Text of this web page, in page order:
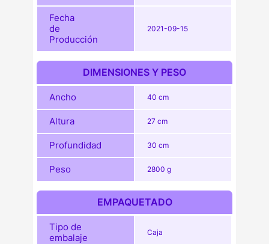
Fecha
de
Producción
2021-09-15
DIMENSIONES Y PESO
Ancho 40 cm
Altura 27 cm
Profundidad 30 cm
Peso 2800 g
EMPAQUETADO
Tipo de
embalaje
Caja